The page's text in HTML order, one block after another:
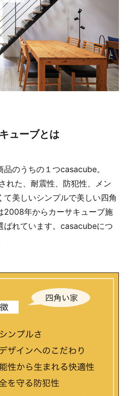
ューブとは
のうちの１つcasacube。
れた、耐震性、防犯性、メン
て美しいシンプルで美しい四角
2008年からカーサキューブ施
ばれています。casacubeにつ